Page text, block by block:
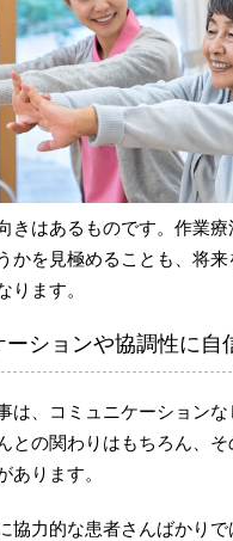
きはあるものです。作業療
かを見極めることも、将来
ります。
ーションや協調性に自
は、コミュニケーションな
との関わりはもちろん、
あります。
協力的な患者さんばかりで